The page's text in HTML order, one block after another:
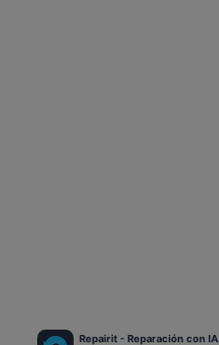
Repairit - Reparación con IA